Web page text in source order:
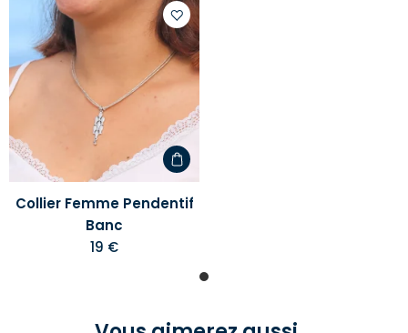
Ajouter
à
votre
d'envies
Collier Femme Pendentif
Banc
19 €